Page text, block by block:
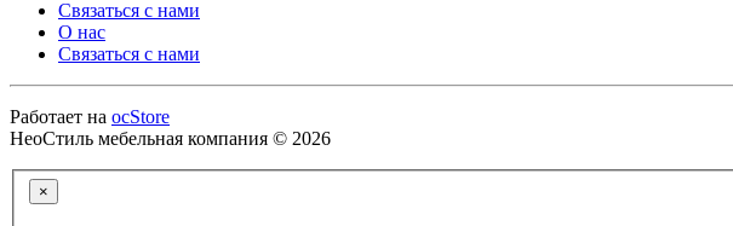
Связаться с нами
О нас
Связаться с нами
Работает на ocStore
НеоСтиль мебельная компания © 2026
×